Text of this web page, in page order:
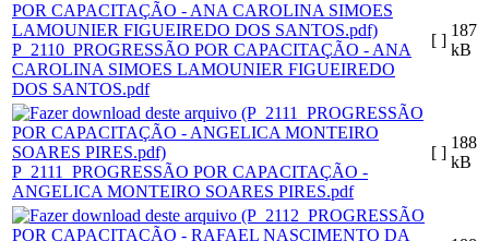
P_2110_PROGRESSÃO POR CAPACITAÇÃO - ANA
CAROLINA SIMOES LAMOUNIER FIGUEIREDO
DOS SANTOS.pdf
[ ]
187
kB
P_2111_PROGRESSÃO POR CAPACITAÇÃO -
ANGELICA MONTEIRO SOARES PIRES.pdf
[ ]
188
kB